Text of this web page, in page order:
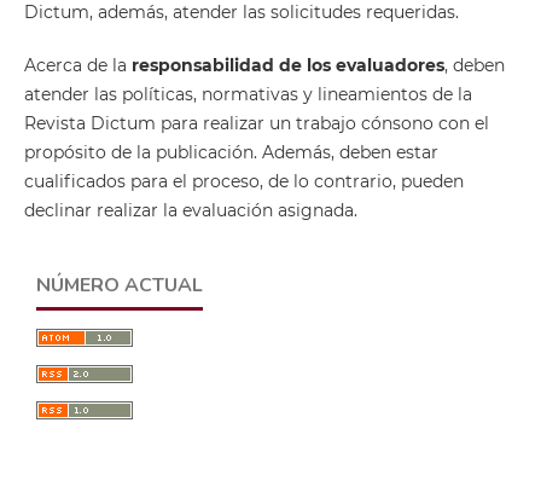
Dictum, además, atender las solicitudes requeridas.
Acerca de la responsabilidad de los evaluadores, deben
atender las políticas, normativas y lineamientos de la
Revista Dictum para realizar un trabajo cónsono con el
propósito de la publicación. Además, deben estar
cualificados para el proceso, de lo contrario, pueden
declinar realizar la evaluación asignada.
NÚMERO ACTUAL